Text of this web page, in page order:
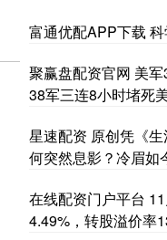
富通优配APP下载
聚赢盘配资官网 美
38军三连8小时堵死
星速配资 原创凭《
何突然息影？冷眉如
在线配资门户平台
4.49%，转股溢价率